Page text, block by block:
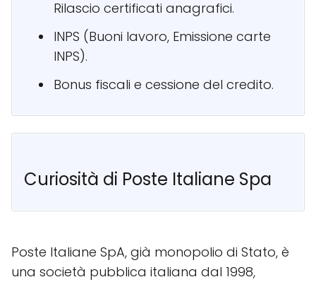
Rilascio certificati anagrafici.
INPS (Buoni lavoro, Emissione carte
INPS).
Bonus fiscali e cessione del credito.
Curiosità di Poste Italiane Spa
Poste Italiane SpA, già monopolio di Stato, è
una società pubblica italiana dal 1998,